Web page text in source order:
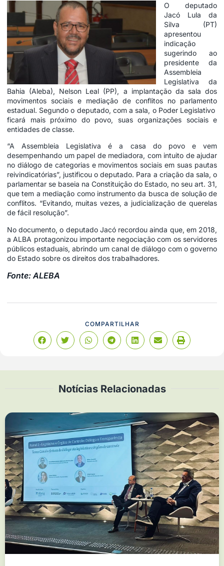
O deputado
Jacó Lula da
Silva (PT)
apresentou
indicação
sugerindo ao
presidente da
Assembleia
Legislativa da
Bahia (Aleba), Nelson Leal (PP), a implantação da sala dos
movimentos sociais e mediação de conflitos no parlamento
estadual. Segundo o deputado, com a sala, o Poder Legislativo
ficará mais próximo do povo, suas organizações sociais e
entidades de classe.
“A Assembleia Legislativa é a casa do povo e vem
desempenhando um papel de mediadora, com intuito de ajudar
no diálogo de categorias e movimentos sociais em suas pautas
reivindicatórias”, justificou o deputado. Para a criação da sala, o
parlamentar se baseia na Constituição do Estado, no seu art. 31,
que tem a mediação como instrumento da busca de solução de
conflitos. “Evitando, muitas vezes, a judicialização de querelas
de fácil resolução”.
No documento, o deputado Jacó recordou ainda que, em 2018,
a ALBA protagonizou importante negociação com os servidores
públicos estaduais, abrindo um canal de diálogo com o governo
do Estado sobre os direitos dos trabalhadores.
Fonte: ALEBA
COMPARTILHAR
Notícias Relacionadas